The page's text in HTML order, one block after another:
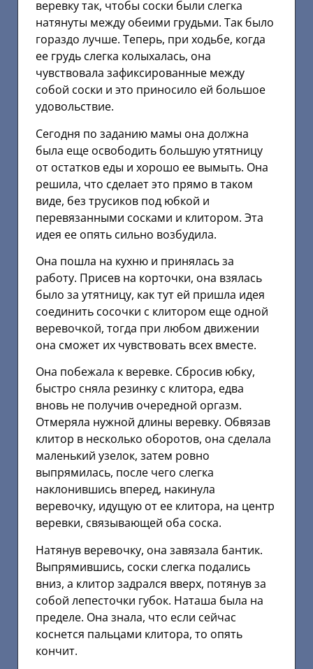
веревку так, чтобы соски были слегка
натянуты между обеими грудьми. Так было
гораздо лучше. Теперь, при ходьбе, когда
ее грудь слегка колыхалась, она
чувствовала зафиксированные между
собой соски и это приносило ей большое
удовольствие.
Сегодня по заданию мамы она должна
была еще освободить большую утятницу
от остатков еды и хорошо ее вымыть. Она
решила, что сделает это прямо в таком
виде, без трусиков под юбкой и
перевязанными сосками и клитором. Эта
идея ее опять сильно возбудила.
Она пошла на кухню и принялась за
работу. Присев на корточки, она взялась
было за утятницу, как тут ей пришла идея
соединить сосочки с клитором еще одной
веревочкой, тогда при любом движении
она сможет их чувствовать всех вместе.
Она побежала к веревке. Сбросив юбку,
быстро сняла резинку с клитора, едва
вновь не получив очередной оргазм.
Отмеряла нужной длины веревку. Обвязав
клитор в несколько оборотов, она сделала
маленький узелок, затем ровно
выпрямилась, после чего слегка
наклонившись вперед, накинула
веревочку, идущую от ее клитора, на центр
веревки, связывающей оба соска.
Натянув веревочку, она завязала бантик.
Выпрямившись, соски слегка подались
вниз, а клитор задрался вверх, потянув за
собой лепесточки губок. Наташа была на
пределе. Она знала, что если сейчас
коснется пальцами клитора, то опять
кончит.